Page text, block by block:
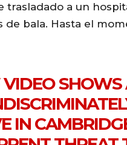
trasladado a un
bala. Hasta el
IN